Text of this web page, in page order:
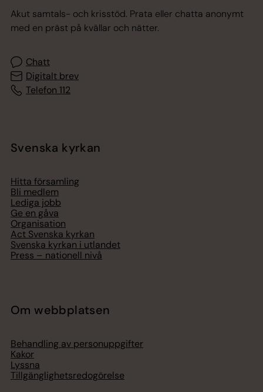
Akut samtals- och krisstöd. Prata eller chatta anonymt
med en präst på kvällar och nätter.
Chatt
Digitalt brev
Telefon 112
Svenska kyrkan
Hitta församling
Bli medlem
Lediga jobb
Ge en gåva
Organisation
Act Svenska kyrkan
Svenska kyrkan i utlandet
Press – nationell nivå
Om webbplatsen
Behandling av personuppgifter
Kakor
Lyssna
Tillgänglighetsredogörelse